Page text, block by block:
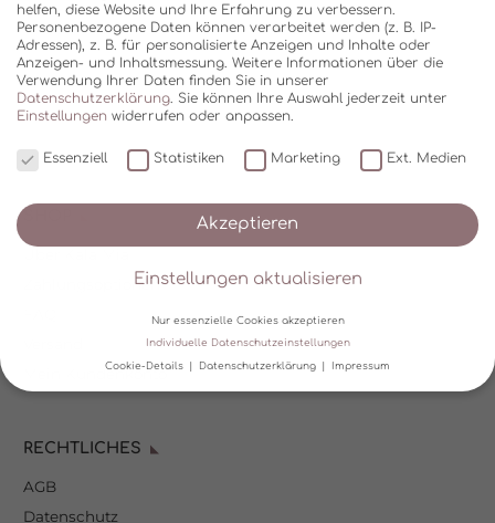
Zahlungsoptionen
Mein Kundenkonto
RECHTLICHES
AGB
Datenschutz
helfen, diese Website und Ihre Erfahrung zu verbessern.
Personenbezogene Daten können verarbeitet werden (z. B. IP-
Adressen), z. B. für personalisierte Anzeigen und Inhalte oder
Anzeigen- und Inhaltsmessung. Weitere Informationen über die
Verwendung Ihrer Daten finden Sie in unserer
Datenschutzerklärung Sie können Ihre Auswahl jederzeit unter
Einstellungen widerrufen oder anpassen.
Essenziell Statistiken Marketing Ext. Medien
Akzeptieren
Einstellungen aktualisieren
Nur essenzielle Cookies akzeptieren
Individuelle Datenschutzeinstellungen
Cookie-Details Datenschutzerklärung Impressum
Wir verwenden Cookies und andere Technologien auf unserer
helfen, diese Website und Ihre Erfahrung zu verbessern.